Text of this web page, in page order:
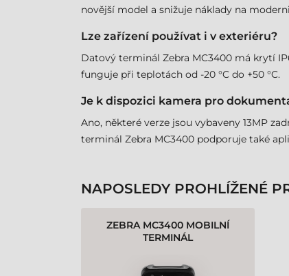
novější model a snižuje náklady na
Lze zařízení používat i v exteriéru?
Datový terminál Zebra MC3400 má krytí
funguje při teplotách od -20 °C do +50 °C.
Je k dispozici kamera pro
Ano, některé verze jsou vybaveny 13MP
terminál Zebra MC3400 podporuje také
NAPOSLEDY PROHLÍŽENÉ
ZEBRA MC3400 MOBILNÍ
TERMINÁL